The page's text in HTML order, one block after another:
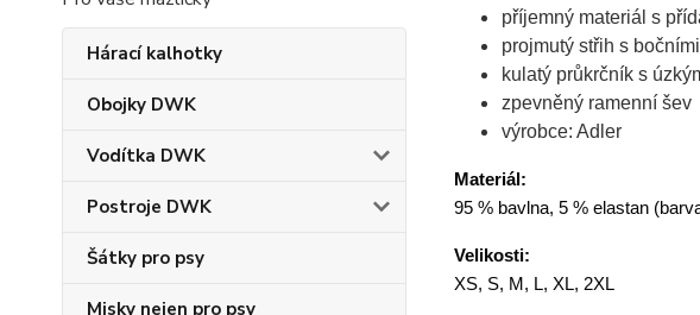
Hárací kalhotky
Obojky DWK
Vodítka DWK
Postroje DWK
Šátky pro psy
Misky nejen pro psy
příjemný materiál s
projmutý střih s
kulatý průkrčník s
zpevněný ramenní šev
výrobce: Adler
Materiál:
95 % bavlna, 5 % elastan
Velikosti:
XS, S, M, L, XL, 2XL